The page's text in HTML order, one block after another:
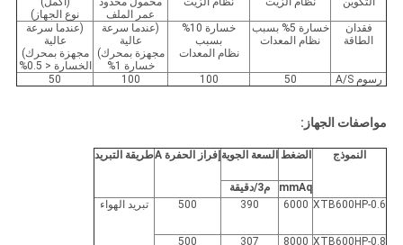
عمر الملف
نوع الجهاز)
فقدان
الطاقة
خسارة 5% بسبب
نظام المعدات
خسارة 10%
بسبب
نظام المعدات
(عندما سرعة
عالية
مجهزة بمحرك)
خسارة 1%
(عندما سرعة
عالية
مجهزة بمحرك)
الخسارة < 0.5%
رسوم A/S
50
100
100
50
مواصفات الجهاز:
النموذج الضغط السعة الجوية إفراز الحفرة A طريقة التبريد
mmAq
م3/دقيقة
XTB600HP-0.6
6000
390
500 تبريد الهواء
XTB600HP-0.8
8000
307
500